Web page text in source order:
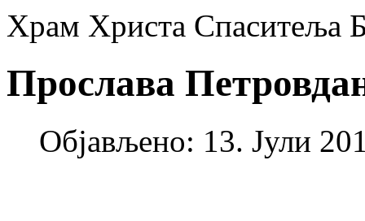
Храм Христа Спаситеља
Прослава
Објављено: 13. Јули